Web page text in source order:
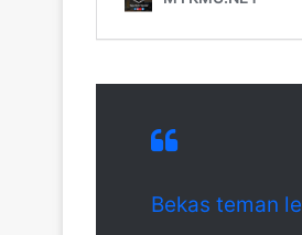
Bekas teman